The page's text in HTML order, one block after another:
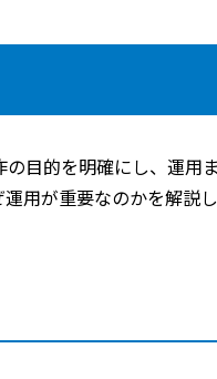
目的を明確にし、運用
用が重要なのかを解説し